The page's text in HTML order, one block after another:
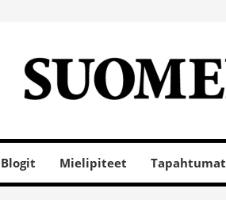
Blogit Mielipiteet Tapahtumat